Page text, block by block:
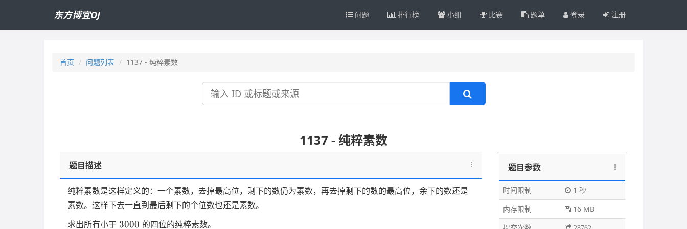
东方博宜OJ 问题 排行榜 小组 比赛 题单 登录 注册
首页 问题列表 1137 - 纯粹素数
搜
1137 - 纯粹素数
题目描述
纯粹素数是这样定义的：一个素数，去掉最高位，剩下的数仍为素数，再去掉剩下的数的最高位，余下的数还是
素数。这样下去一直到最后剩下的个位数也还是素数。
求出所有小于 3000
3000 的四位的纯粹素数。
题目参数
时间限制
1 秒
内存限制
16 MB